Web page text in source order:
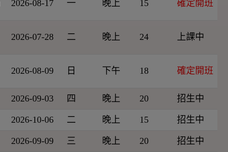
2026-08-17 一 晚上 15 確定開班
2026-07-28 二 晚上 24 上課中
2026-08-09 日 下午 18 確定開班
2026-09-03 四 晚上 20 招生中
2026-10-06 二 晚上 15 招生中
2026-09-09 三 晚上 20 招生中